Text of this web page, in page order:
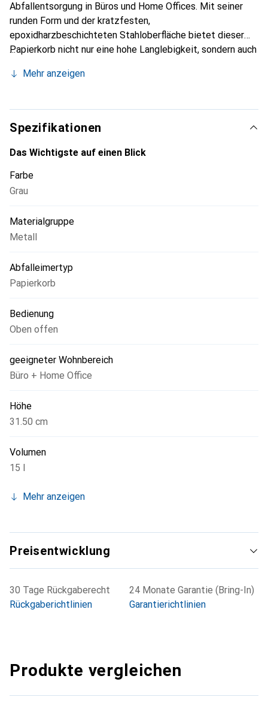
Abfallentsorgung in Büros und Home Offices. Mit seiner
runden Form und der kratzfesten,
epoxidharzbeschichteten Stahloberfläche bietet dieser
Papierkorb nicht nur eine hohe Langlebigkeit, sondern auch
harmonisch in verschiedene Einrichtungsstile ein und sorgt
offen, was eine einfache Entsorgung von Abfällen
ermöglicht. Zudem ist er recyclingfähig und enthält bis zu
60 % recycelte Materialien, was ihn zu einer
umweltfreundlichen Wahl macht. Mit einem Durchmesser
und dennoch geräumig genug für den täglichen Gebrauch.
Mehr anzeigen
Spezifikationen
Das Wichtigste auf einen Blick
Farbe
Grau
Materialgruppe
Metall
Abfalleimertyp
Papierkorb
Bedienung
Oben offen
geeigneter Wohnbereich
Büro + Home Office
Höhe
31.50 cm
Volumen
15 l
Mehr anzeigen
Preisentwicklung
30 Tage Rückgaberecht
Rückgaberichtlinien
24 Monate Garantie (Bring-In)
Garantierichtlinien
Produkte vergleichen